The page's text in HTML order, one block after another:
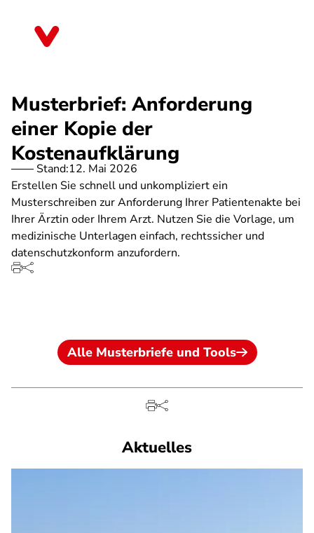
Musterbrief: Anforderung
einer Kopie der
Kostenaufklärung
Stand:12. Mai 2026
Erstellen Sie schnell und unkompliziert ein
Musterschreiben zur Anforderung Ihrer Patientenakte bei
Ihrer Ärztin oder Ihrem Arzt. Nutzen Sie die Vorlage, um
medizinische Unterlagen einfach, rechtssicher und
datenschutzkonform anzufordern.
Alle Musterbriefe und Tools
Aktuelles